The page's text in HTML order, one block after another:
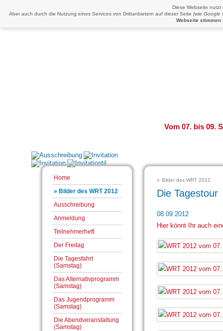
Diese Webseite
Aber auch durch die Nutzung eines Services von Drittanbietern auf dieser Seite (wie Google
Webseite stimmen
Vom 07. bis 09.
Home
» Bilder des WRT 2012
Ausschreibung
Anmeldung
Teilnehmerheft
Der Freitag
Die Tagesfahrt
(Samstag)
Das Alternativprogramm
(Samstag)
Das Jugendprogramm
(Samstag)
Die Abendveranstaltung
(Samstag)
« Bilder des WRT 2012
Die Tagestour
08.09.2012
Hier könnt Ihr auch